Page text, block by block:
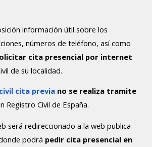
información útil sobre los
números de teléfono, así como
cita presencial por internet
de su localidad.
cita previa no se realiza tramite
Registro Civil de España.
será redireccionado a la web publica
podrá pedir cita presencial en